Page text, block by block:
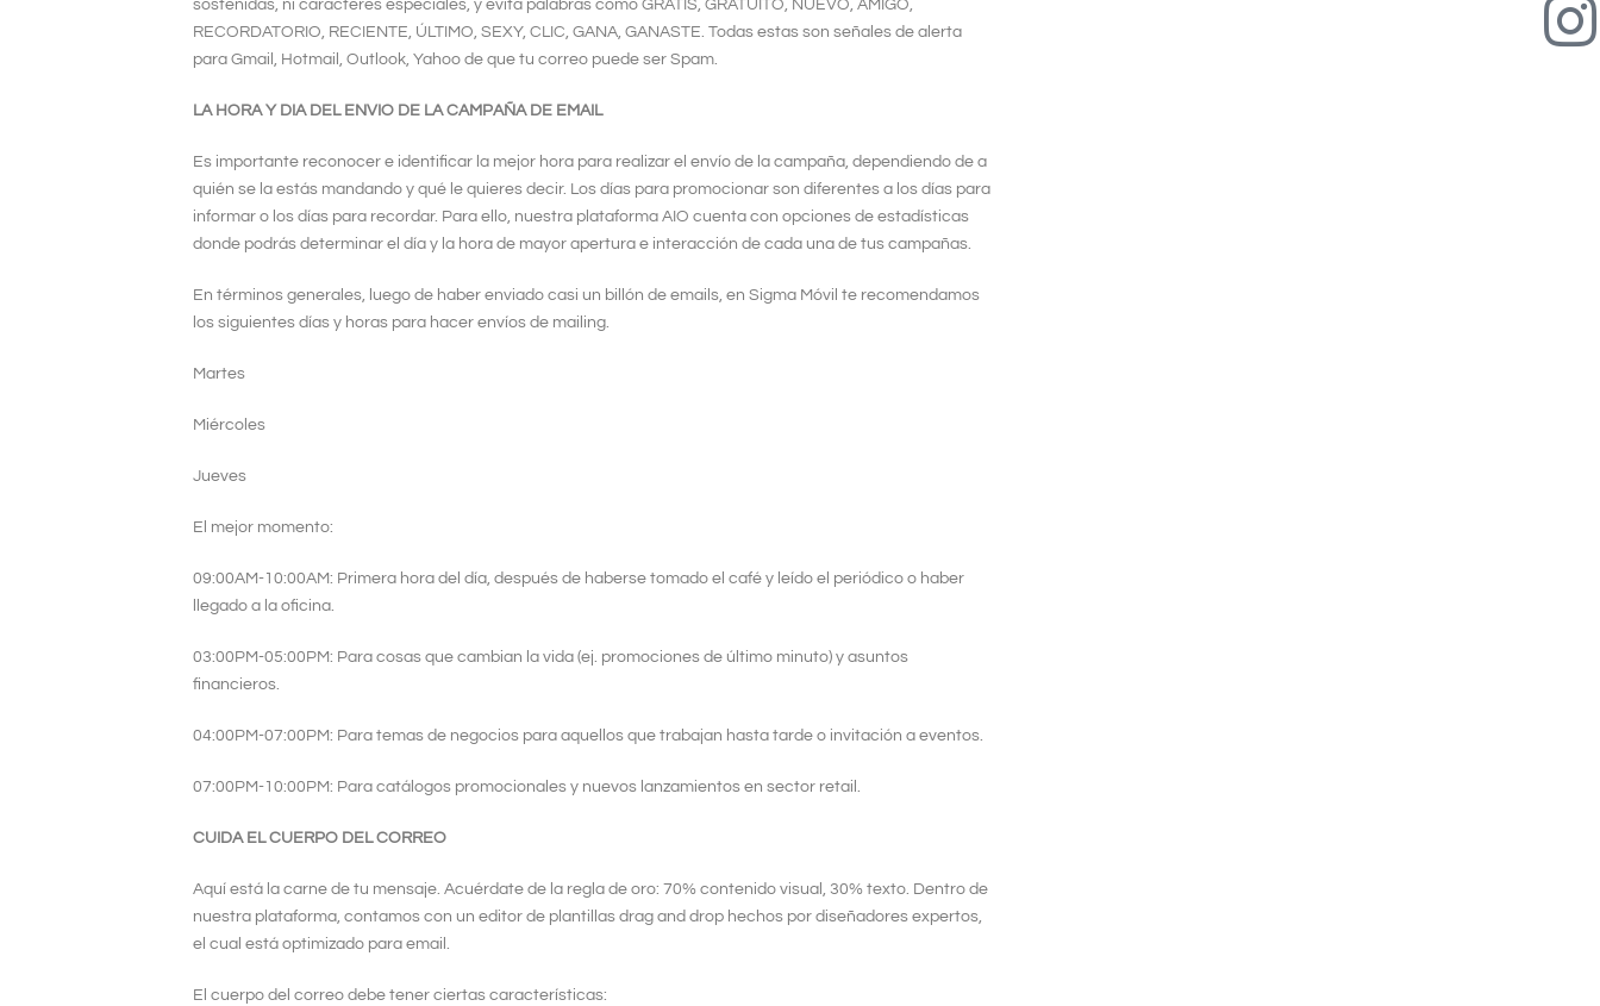
sostenidas, ni caracteres especiales, y evita palabras como GRATIS, GRATUITO, NUEVO, AMIGO,
RECORDATORIO, RECIENTE, ÚLTIMO, SEXY, CLIC, GANA, GANASTE. Todas estas son señales de alerta
para Gmail, Hotmail, Outlook, Yahoo de que tu correo puede ser Spam.
LA HORA Y DIA DEL ENVIO DE LA CAMPAÑA DE EMAIL
Es importante reconocer e identificar la mejor hora para realizar el envío de la campaña, dependiendo de a
quién se la estás mandando y qué le quieres decir. Los días para promocionar son diferentes a los días para
informar o los días para recordar. Para ello, nuestra plataforma AIO cuenta con opciones de estadísticas
donde podrás determinar el día y la hora de mayor apertura e interacción de cada una de tus campañas.
En términos generales, luego de haber enviado casi un billón de emails, en Sigma Móvil te recomendamos
los siguientes días y horas para hacer envíos de mailing.
Martes
Miércoles
Jueves
El mejor momento:
09:00AM-10:00AM: Primera hora del día, después de haberse tomado el café y leído el periódico o haber
llegado a la oficina.
03:00PM-05:00PM: Para cosas que cambian la vida (ej. promociones de último minuto) y asuntos
financieros.
04:00PM-07:00PM: Para temas de negocios para aquellos que trabajan hasta tarde o invitación a eventos.
07:00PM-10:00PM: Para catálogos promocionales y nuevos lanzamientos en sector retail.
CUIDA EL CUERPO DEL CORREO
Aquí está la carne de tu mensaje. Acuérdate de la regla de oro: 70% contenido visual, 30% texto. Dentro de
nuestra plataforma, contamos con un editor de plantillas drag and drop hechos por diseñadores expertos,
el cual está optimizado para email.
El cuerpo del correo debe tener ciertas características: